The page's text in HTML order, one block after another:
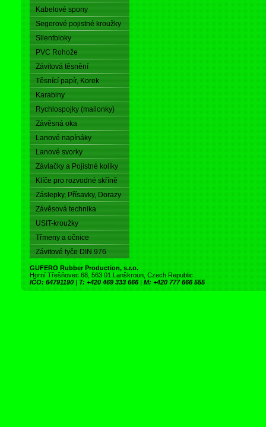
Kabelové spony
Segerové pojistné kroužky
Silentbloky
PVC Rohože
Závitová těsnění
Těsnící papír, Korek
Karabiny
Rychlospojky (mailonky)
Závěsná oka
Lanové napínáky
Lanové svorky
Závlačky a Pojistné kolíky
Klíče pro rozvodné skříně
Záslepky, Přísavky, Dorazy
Závěsová technika
USIT-kroužky
Třmeny a očnice
Závitové tyče DIN 976
GUFERO Rubber Production, s.r.o.
Horní Třešňovec 68, 563 01 Lanškroun, Czech Republic
IČO: 64791190 | T: +420 469 333 666 | M: +420 777 666 555